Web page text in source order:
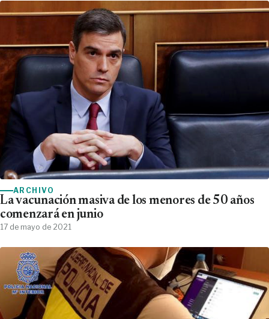
ARCHIVO
La vacunación masiva de los menores de 50 años
comenzará en junio
17 de mayo de 2021